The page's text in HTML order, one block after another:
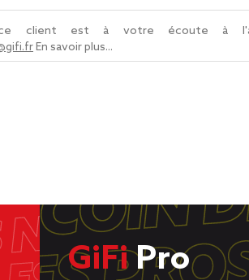
client est à votre écoute à
En savoir plus...
GiFiPro